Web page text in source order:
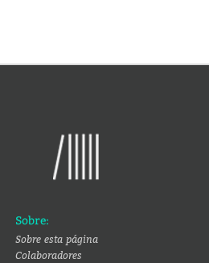
Sobre:
Sobre esta página
Colaboradores